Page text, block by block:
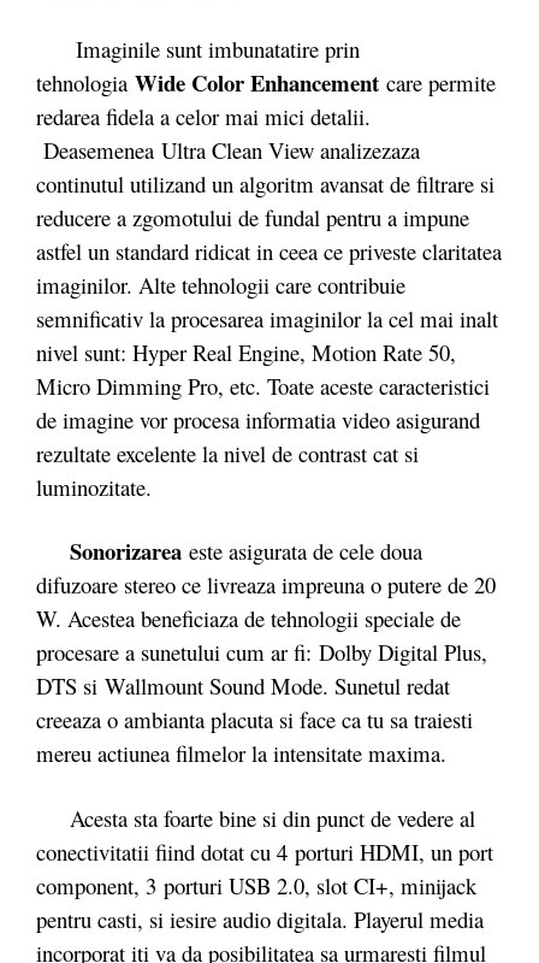
Imaginile sunt imbunatatire prin
tehnologia Wide Color Enhancement care permite
redarea fidela a celor mai mici detalii.
Deasemenea Ultra Clean View analizezaza
continutul utilizand un algoritm avansat de filtrare si
reducere a zgomotului de fundal pentru a impune
astfel un standard ridicat in ceea ce priveste claritatea
imaginilor. Alte tehnologii care contribuie
semnificativ la procesarea imaginilor la cel mai inalt
nivel sunt: Hyper Real Engine, Motion Rate 50,
Micro Dimming Pro, etc. Toate aceste caracteristici
de imagine vor procesa informatia video asigurand
rezultate excelente la nivel de contrast cat si
luminozitate.
Sonorizarea este asigurata de cele doua
difuzoare stereo ce livreaza impreuna o putere de 20
W. Acestea beneficiaza de tehnologii speciale de
procesare a sunetului cum ar fi: Dolby Digital Plus,
DTS si Wallmount Sound Mode. Sunetul redat
creeaza o ambianta placuta si face ca tu sa traiesti
mereu actiunea filmelor la intensitate maxima.
Acesta sta foarte bine si din punct de vedere al
conectivitatii fiind dotat cu 4 porturi HDMI, un port
component, 3 porturi USB 2.0, slot CI+, minijack
pentru casti, si iesire audio digitala. Playerul media
incorporat iti va da posibilitatea sa urmaresti filmul